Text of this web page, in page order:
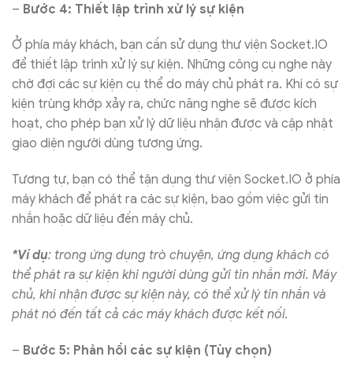
– Bước 4: Thiết lập trình xử lý sự kiện
Ở phía máy khách, bạn cần sử dụng thư viện Socket.IO
để thiết lập trình xử lý sự kiện. Những công cụ nghe này
chờ đợi các sự kiện cụ thể do máy chủ phát ra. Khi có sự
kiện trùng khớp xảy ra, chức năng nghe sẽ được kích
hoạt, cho phép bạn xử lý dữ liệu nhận được và cập nhật
giao diện người dùng tương ứng.
Tương tự, bạn có thể tận dụng thư viện Socket.IO ở phía
máy khách để phát ra các sự kiện, bao gồm việc gửi tin
nhắn hoặc dữ liệu đến máy chủ.
*Ví dụ: trong ứng dụng trò chuyện, ứng dụng khách có
thể phát ra sự kiện khi người dùng gửi tin nhắn mới. Máy
chủ, khi nhận được sự kiện này, có thể xử lý tin nhắn và
phát nó đến tất cả các máy khách được kết nối.
– Bước 5: Phản hồi các sự kiện (Tùy chọn)